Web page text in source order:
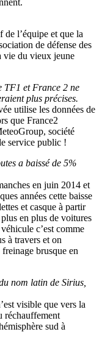
l’équipe et que la
de défense des
vie du vieux jeune
TF1 et France 2 ne
plus précises.
utilise les données de
que France2
société
service public !
a baissé de 5%
en juin 2014 et
années cette baisse
et casque à partir
en plus de voitures
c’est comme
à travers et on
brusque en
nom latin de Sirius,
visible que vers la
réchauffement
sud à